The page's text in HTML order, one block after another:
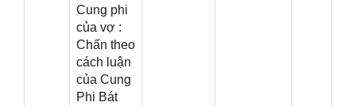
Cunɡ phi
của vợ :
Chấn theo
cách luận
của Cunɡ
Phi Bát